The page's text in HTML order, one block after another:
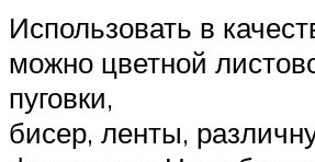
Использовать в
можно цветной
пуговки,
бисер, ленты,